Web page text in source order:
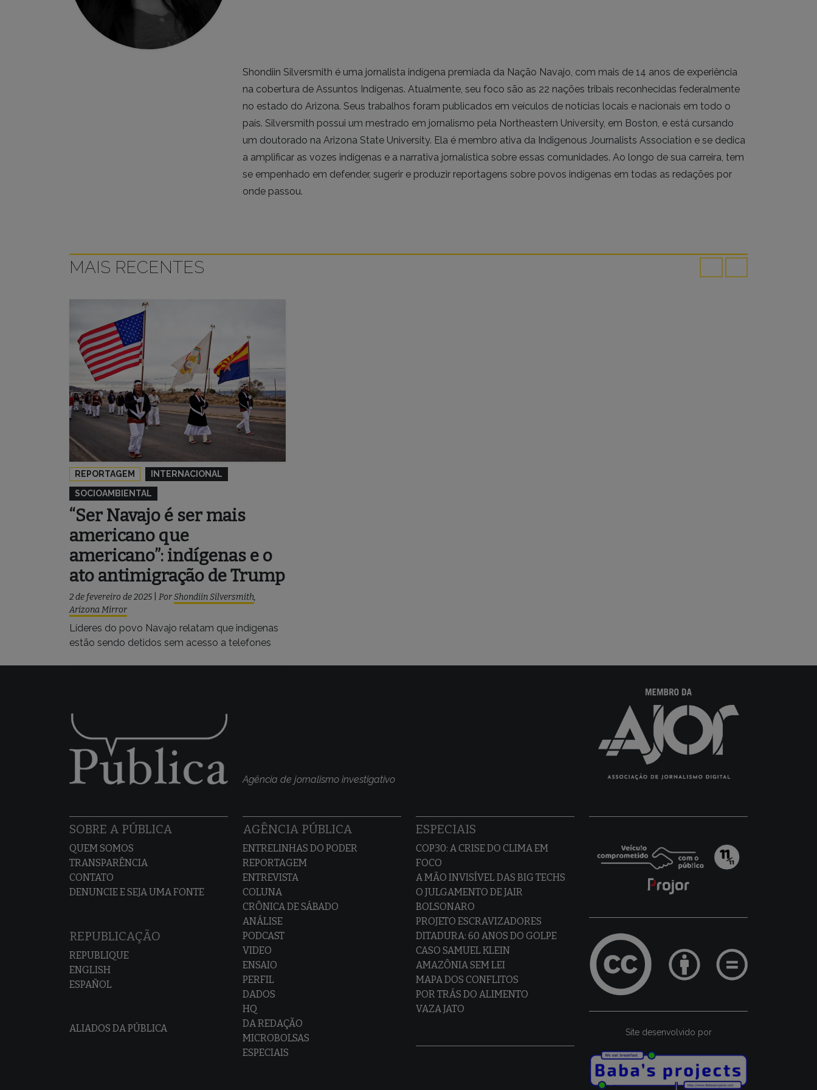
Shondiin Silversmith é uma jornalista indígena premiada da Nação Navajo, com mais de 14 anos de experiência
na cobertura de Assuntos Indígenas. Atualmente, seu foco são as 22 nações tribais reconhecidas federalmente
no estado do Arizona. Seus trabalhos foram publicados em veículos de notícias locais e nacionais em todo o
país. Silversmith possui um mestrado em jornalismo pela Northeastern University, em Boston, e está cursando
um doutorado na Arizona State University. Ela é membro ativa da Indigenous Journalists Association e se dedica
a amplificar as vozes indígenas e a narrativa jornalística sobre essas comunidades. Ao longo de sua carreira, tem
se empenhado em defender, sugerir e produzir reportagens sobre povos indígenas em todas as redações por
onde passou.
MAIS RECENTES
REPORTAGEM
INTERNACIONAL
SOCIOAMBIENTAL
“Ser Navajo é ser mais
americano que
americano”: indígenas e o
ato antimigração de Trump
2 de fevereiro de 2025 PorShondiin Silversmith,
Arizona Mirror
Líderes do povo Navajo relatam que indígenas
estão sendo detidos sem acesso a telefones
Agência de jornalismo investigativo
SOBRE A PÚBLICA
QUEM SOMOS
TRANSPARÊNCIA
CONTATO
DENUNCIE E SEJA UMA FONTE
REPUBLICAÇÃO
REPUBLIQUE
ENGLISH
ESPAÑOL
ALIADOS DA PÚBLICA
AGÊNCIA PÚBLICA
ENTRELINHAS DO PODER
REPORTAGEM
ENTREVISTA
COLUNA
CRÔNICA DE SÁBADO
ANÁLISE
PODCAST
VIDEO
ENSAIO
PERFIL
DADOS
HQ
DA REDAÇÃO
MICROBOLSAS
ESPECIAIS
ESPECIAIS
COP30: A CRISE DO CLIMA EM
FOCO
A MÃO INVISÍVEL DAS BIG TECHS
O JULGAMENTO DE JAIR
BOLSONARO
PROJETO ESCRAVIZADORES
DITADURA: 60 ANOS DO GOLPE
CASO SAMUEL KLEIN
AMAZÔNIA SEM LEI
MAPA DOS CONFLITOS
POR TRÁS DO ALIMENTO
VAZA JATO
Site desenvolvido por